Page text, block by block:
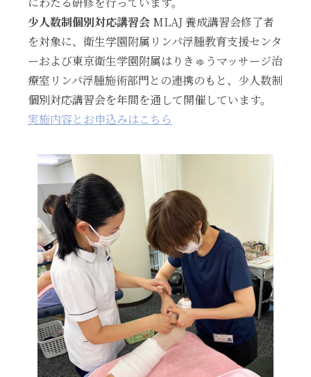
少人数制個別対応講習会 MLAJ 養成講習会修了者
を対象に、衛生学園附属リンパ浮腫教育支援センタ
ーおよび東京衛生学園附属はりきゅうマッサージ治
療室リンパ浮腫施術部門との連携のもと、少人数制
個別対応講習会を年間を通して開催しています。
実施内容とお申込みはこちら